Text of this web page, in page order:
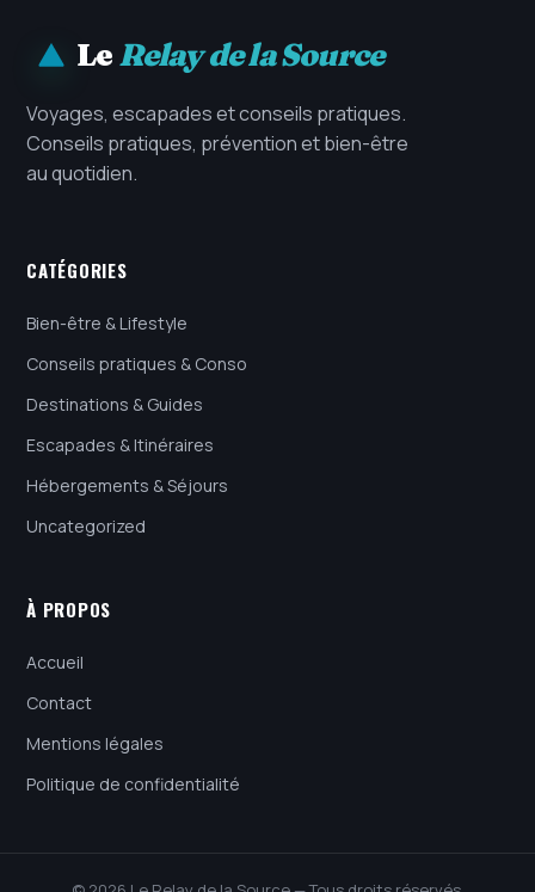
LeRelay de la Source
Voyages, escapades et conseils pratiques.
Conseils pratiques, prévention et bien-être
au quotidien.
CATÉGORIES
Bien-être & Lifestyle
Conseils pratiques & Conso
Destinations & Guides
Escapades & Itinéraires
Hébergements & Séjours
Uncategorized
À PROPOS
Accueil
Contact
Mentions légales
Politique de confidentialité